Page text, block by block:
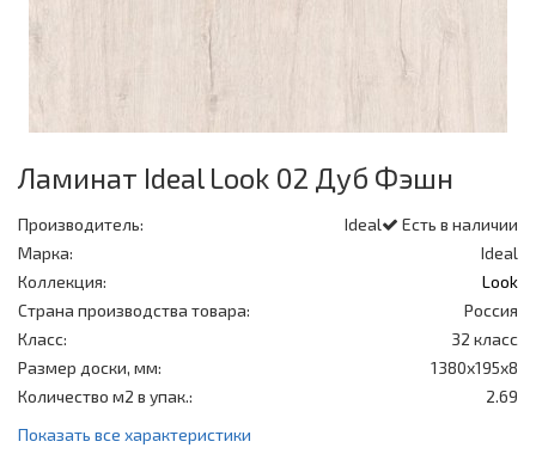
Ламинат Ideal Look 02 Дуб Фэшн
Есть в наличии
Производитель:
Ideal
Марка:
Ideal
Коллекция:
Look
Страна производства товара:
Россия
Класс:
32 класс
Размер доски, мм:
1380х195х8
Количество м2 в упак.:
2.69
Показать все характеристики